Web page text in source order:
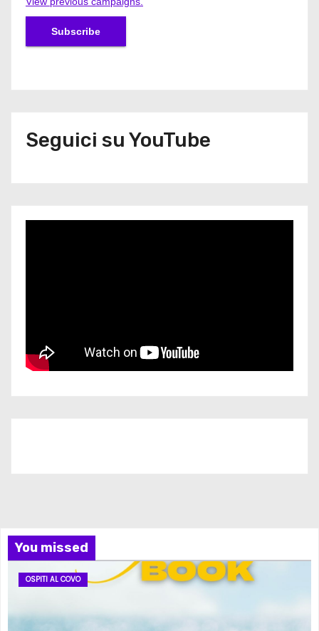
Seguici su YouTube
You missed
OSPITI AL COVO